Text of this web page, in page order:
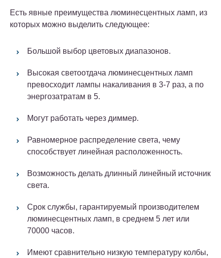
Есть явные преимущества люминесцентных ламп, из
которых можно выделить следующее:
Большой выбор цветовых диапазонов.
Высокая светоотдача люминесцентных ламп
превосходит лампы накаливания в 3-7 раз, а по
энергозатратам в 5.
Могут работать через диммер.
Равномерное распределение света, чему
способствует линейная расположенность.
Возможность делать длинный линейный источник
света.
Срок службы, гарантируемый производителем
люминесцентных ламп, в среднем 5 лет или
70000 часов.
Имеют сравнительно низкую температуру колбы,